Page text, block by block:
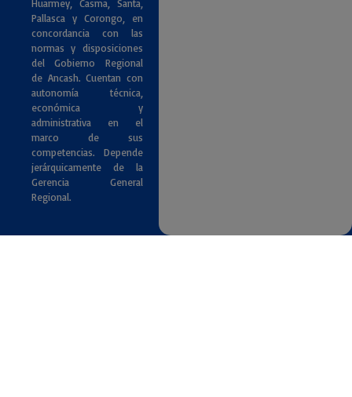
Huarmey, Casma, Santa,
Pallasca y Corongo, en
concordancia con las
normas y disposiciones
del Gobierno Regional
de Ancash. Cuentan con
autonomía técnica,
económica y
administrativa en el
marco de sus
competencias. Depende
jerárquicamente de la
Gerencia General
Regional.